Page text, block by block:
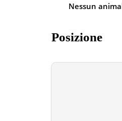
Nessun
Posizione